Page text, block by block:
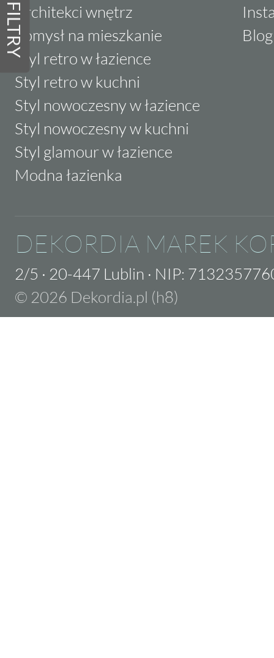
FILTRYArchitekci wnętrz
Pomysł na mieszkanie
Styl retro w łazience
Styl retro w kuchni
Styl nowoczesny w łazience
Styl nowoczesny w kuchni
Styl glamour w łazience
Modna łazienka
Blog
DEKORDIA MAREK
2/5 · 20-447 Lublin · NIP:
© 2026 Dekordia.pl (h8)